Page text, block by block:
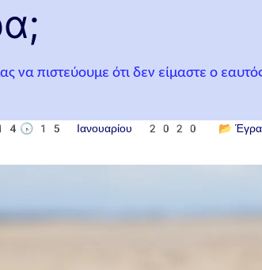
να πιστεύουμε ότι δεν είμαστε ο
🕟 15 Ιανουαρίου 2020 📂